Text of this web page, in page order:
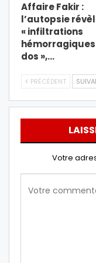
Affaire Fakir :
l’autopsie
« infiltrations
dos »,…
PRÉCÉDENT
Votre